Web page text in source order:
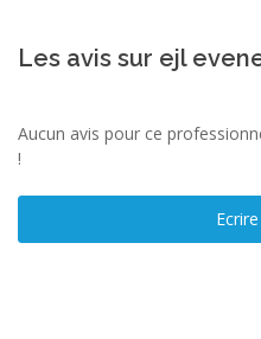
Les avis sur ejl
Aucun avis pour ce
!